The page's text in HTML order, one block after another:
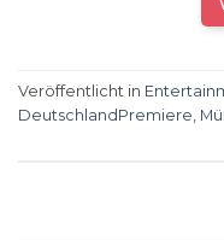
Veröffentlicht in
DeutschlandPremiere